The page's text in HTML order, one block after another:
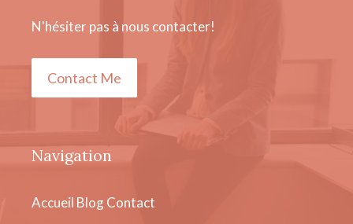
N'hésiter pas à nous contacter!
Contact Me
Navigation
Accueil BlogContact